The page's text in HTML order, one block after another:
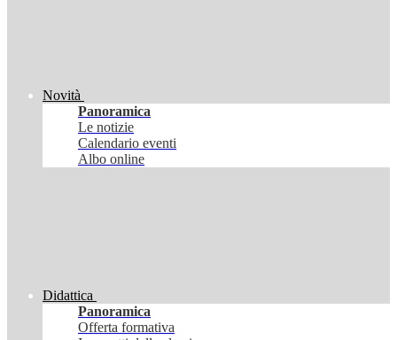
Novità
Panoramica
Le notizie
Calendario eventi
Albo online
Didattica
Panoramica
Offerta formativa